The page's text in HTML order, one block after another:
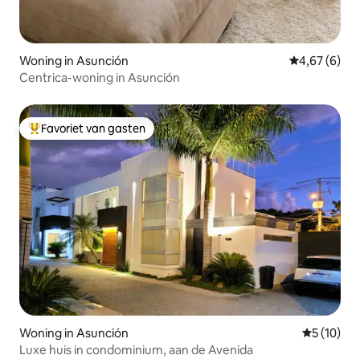
Woning in Asunción Gemiddelde
4,67 (6)
Centrica-woning in Asunción
Topfavoriet van gasten
Favoriet van gasten
Woning in Asunción
5 (10)
Luxe huis in condominium, aan de Avenida